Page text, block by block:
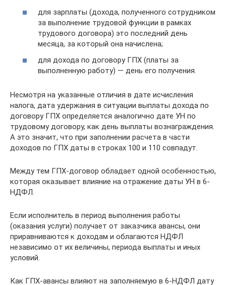
для зарплаты (дохода, полученного сотрудником
за выполнение трудовой функции в рамках
трудового договора) это последний день
месяца, за который она начислена;
для дохода по договору ГПХ (платы за
выполненную работу) — день его получения.
Несмотря на указанные отличия в дате исчисления
налога, дата удержания в ситуации выплаты дохода по
договору ГПХ определяется аналогично дате УН по
трудовому договору, как день выплаты вознаграждения.
А это значит, что при заполнении расчета в части
доходов по ГПХ даты в строках 100 и 110 совпадут.
Между тем ГПХ-договор обладает одной особенностью,
которая оказывает влияние на отражение даты УН в 6-
НДФЛ.
Если исполнитель в период выполнения работы
(оказания услуги) получает от заказчика авансы, они
приравниваются к доходам и облагаются НДФЛ
независимо от их величины, периода выплаты и иных
условий.
Как ГПХ-авансы влияют на заполняемую в 6-НДФЛ дату